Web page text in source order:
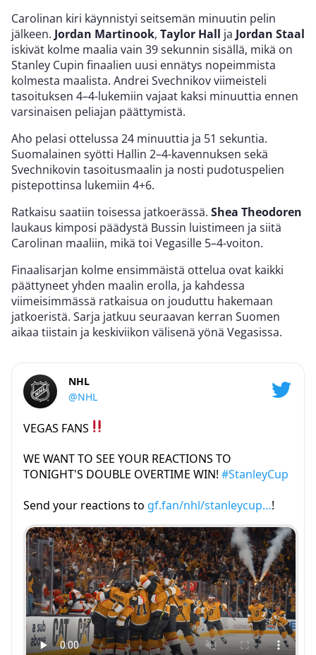
Carolinan kiri käynnistyi seitsemän minuutin pelin
jälkeen. Jordan Martinook, Taylor Hall ja Jordan Staal
iskivät kolme maalia vain 39 sekunnin sisällä, mikä on
Stanley Cupin finaalien uusi ennätys nopeimmista
kolmesta maalista. Andrei Svechnikov viimeisteli
tasoituksen 4–4-lukemiin vajaat kaksi minuuttia ennen
varsinaisen peliajan päättymistä.
Aho pelasi ottelussa 24 minuuttia ja 51 sekuntia.
Suomalainen syötti Hallin 2–4-kavennuksen sekä
Svechnikovin tasoitusmaalin ja nosti pudotuspelien
pistepottinsa lukemiin 4+6.
Ratkaisu saatiin toisessa jatkoerässä. Shea Theodoren
laukaus kimposi päädystä Bussin luistimeen ja siitä
Carolinan maaliin, mikä toi Vegasille 5–4-voiton.
Finaalisarjan kolme ensimmäistä ottelua ovat kaikki
päättyneet yhden maalin erolla, ja kahdessa
viimeisimmässä ratkaisua on jouduttu hakemaan
jatkoeristä. Sarja jatkuu seuraavan kerran Suomen
aikaa tiistain ja keskiviikon välisenä yönä Vegasissa.
NHL
@NHL
VEGAS FANS
WE WANT TO SEE YOUR REACTIONS TO
TONIGHT'S DOUBLE OVERTIME WIN! #StanleyCup
Send your reactions to gf.fan/nhl/stanleycup…!